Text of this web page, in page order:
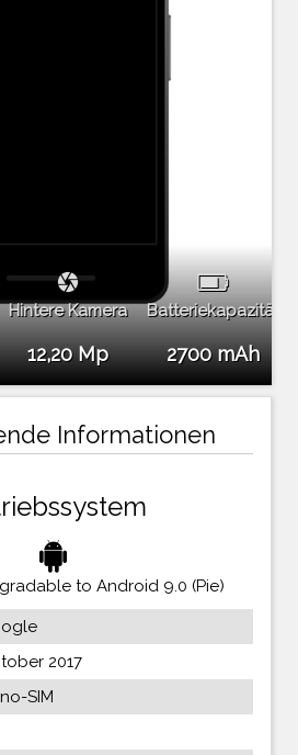
camera
Hintere Kamera Batteriekapazität
12,20 Mp 2700 mAh
Informationen
to Android 9.0 (Pie)
2017
SIM